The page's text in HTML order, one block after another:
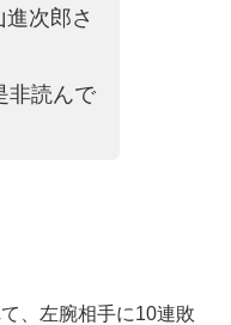
進次郎さ
非読んで
、左腕相手に10連敗